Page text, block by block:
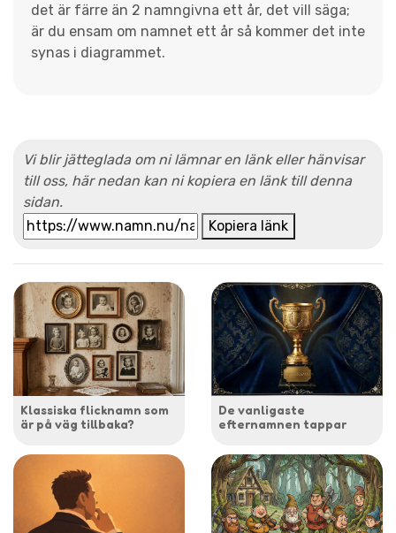
det är färre än 2 namngivna ett år, det vill säga;
är du ensam om namnet ett år så kommer det inte
synas i diagrammet.
Vi blir jätteglada om ni lämnar en länk eller hänvisar
till oss, här nedan kan ni kopiera en länk till denna
sidan.
Kopiera länk
Klassiska flicknamn som
är på väg tillbaka?
De vanligaste
efternamnen tappar